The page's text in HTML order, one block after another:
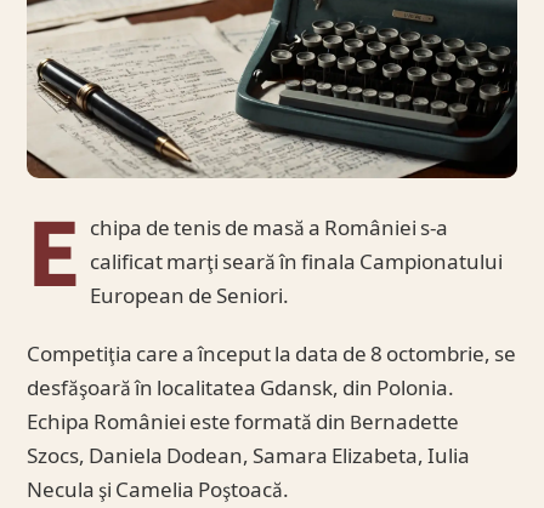
E chipa de tenis de masă a României s-a
calificat marţi seară în finala Campionatului
European de Seniori.
Competiţia care a început la data de 8 octombrie, se
desfăşoară în localitatea Gdansk, din Polonia.
Echipa României este formată din Bernadette
Szocs, Daniela Dodean, Samara Elizabeta, Iulia
Necula şi Camelia Poştoacă.